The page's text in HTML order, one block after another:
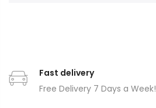
Fast delivery
Free Delivery 7 Days a Week!